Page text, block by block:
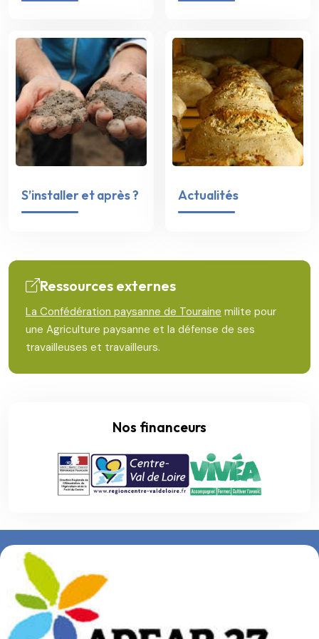
S’installer et après ? Actualités
Ressources externes
La Confédération paysanne de Touraine milite pour
une Agriculture paysanne et la défense de ses
travailleuses et travailleurs.
Nos financeurs